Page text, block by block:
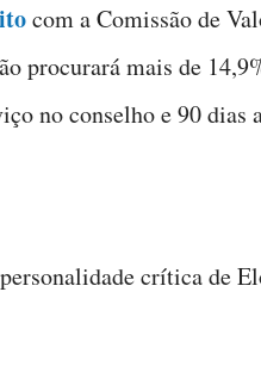
com a Comissão de
procurará mais de
no conselho e 90 dias
crítica de